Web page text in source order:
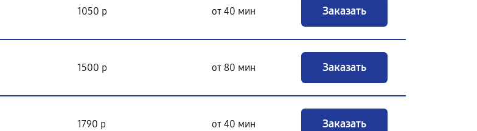
1050 р от 40 мин Заказать
1500 р от 80 мин Заказать
1790 р от 40 мин Заказать